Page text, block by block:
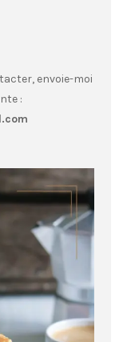
envoie-moi
: